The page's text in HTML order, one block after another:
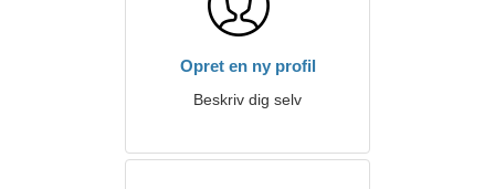
Opret en ny profil
Beskriv dig selv